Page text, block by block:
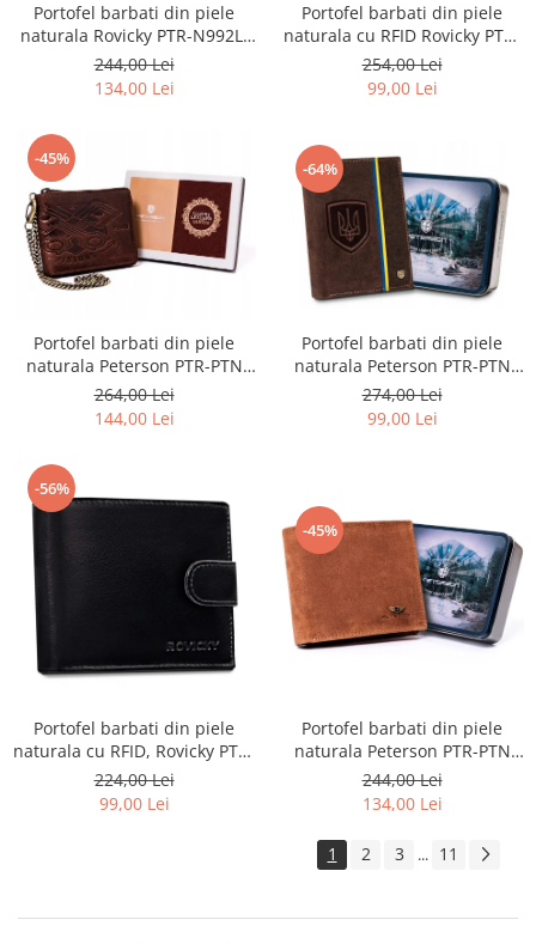
Portofel barbati din piele
naturala Rovicky PTR-N992L-
RVTP-3005
244,00 Lei
134,00 Lei
Portofel barbati din piele
naturala cu RFID Rovicky PTR-
N992L-RVT
254,00 Lei
99,00 Lei
-45%
Portofel barbati din piele
naturala Peterson PTR-PTN
N992C-02-HWM-132
264,00 Lei
144,00 Lei
-64%
Portofel barbati din piele
naturala Peterson PTR-PTN
317-P-UP UA-HUNT
274,00 Lei
99,00 Lei
-56%
Portofel barbati din piele
naturala cu RFID, Rovicky PTR-
R-RM-11L-GCL
224,00 Lei
99,00 Lei
-45%
Portofel barbati din piele
naturala Peterson PTR-PTN
N992-CHM-M-8565
244,00 Lei
134,00 Lei
1 2 3 ... 11